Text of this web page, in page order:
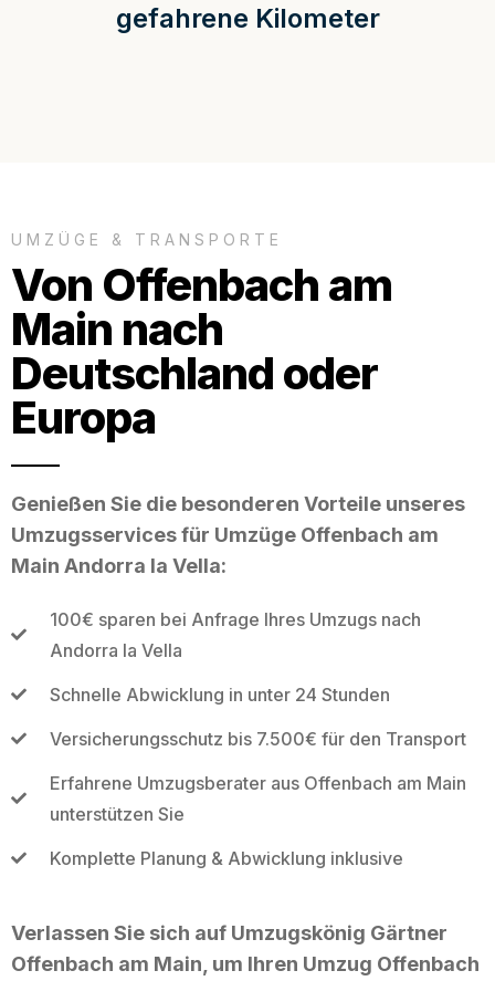
gefahrene Kilometer
UMZÜGE & TRANSPORTE
Von Offenbach am
Main nach
Deutschland oder
Europa
Genießen Sie die besonderen Vorteile unseres
Umzugsservices für Umzüge Offenbach am
Main Andorra la Vella:
100€ sparen bei Anfrage Ihres Umzugs nach
Andorra la Vella
Schnelle Abwicklung in unter 24 Stunden
Versicherungsschutz bis 7.500€ für den Transport
Erfahrene Umzugsberater aus Offenbach am Main
unterstützen Sie
Komplette Planung & Abwicklung inklusive
Verlassen Sie sich auf Umzugskönig Gärtner
Offenbach am Main, um Ihren Umzug Offenbach